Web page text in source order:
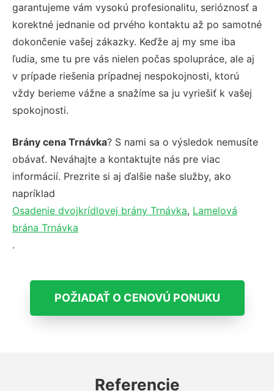
garantujeme vám vysokú profesionalitu, serióznosť a
korektné jednanie od prvého kontaktu až po samotné
dokončenie vašej zákazky. Keďže aj my sme iba
ľudia, sme tu pre vás nielen počas spolupráce, ale aj
v prípade riešenia prípadnej nespokojnosti, ktorú
vždy berieme vážne a snažíme sa ju vyriešiť k vašej
spokojnosti.
Brány cena Trnávka? S nami sa o výsledok nemusíte
obávať. Neváhajte a kontaktujte nás pre viac
informácií. Prezrite si aj ďalšie naše služby, ako
napríklad
Osadenie dvojkrídlovej brány Trnávka, Lamelová
brána Trnávka
.
POŽIADAŤ O CENOVÚ PONUKU
Referencie